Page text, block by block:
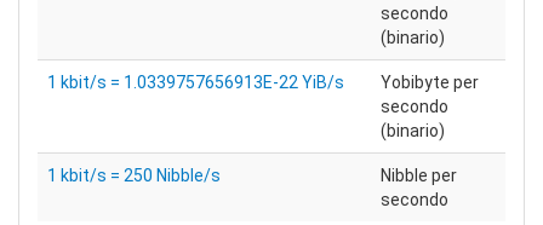
secondo
(binario)
1 kbit/s = 1.0339757656913E-22 YiB/s
Yobibyte per
secondo
(binario)
1 kbit/s = 250 Nibble/s
Nibble per
secondo